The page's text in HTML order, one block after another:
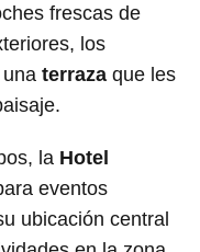
frescas de
los
terraza que les
la Hotel
eventos
ubicación central